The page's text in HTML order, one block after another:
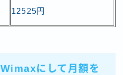
12525円
Wimaxにして月額を